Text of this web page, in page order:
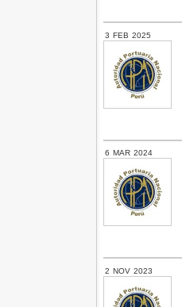
3 FEB 2025
6 MAR 2024
2 NOV 2023